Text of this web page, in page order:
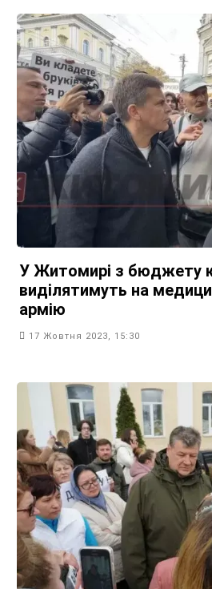
У Житомирі з бюджету
виділятимуть на
армію
17 Жовтня 2023, 15:30